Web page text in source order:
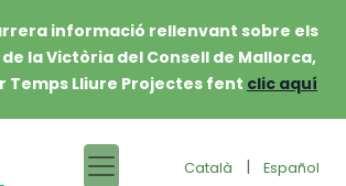
informació rellenvant sobre els
la Victòria del Consell de Mallorca,
Temps Lliure Projectes fent clic aquí
Català | Español